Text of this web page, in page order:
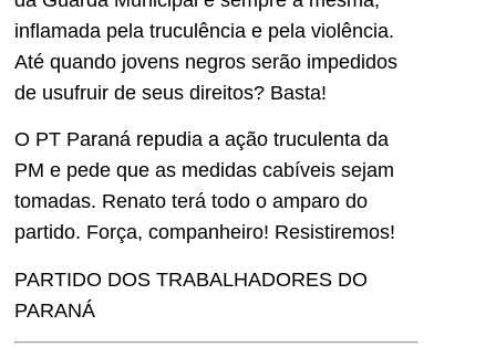
inflamada pela truculência e pela violência.
Até quando jovens negros serão impedidos
de usufruir de seus direitos? Basta!
O PT Paraná repudia a ação truculenta da
PM e pede que as medidas cabíveis sejam
tomadas. Renato terá todo o amparo do
partido. Força, companheiro! Resistiremos!
PARTIDO DOS TRABALHADORES DO
PARANÁ